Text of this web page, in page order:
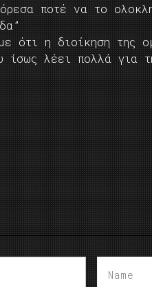
ποτέ να το
ότι η διοίκηση της
ίσως λέει πολλά για